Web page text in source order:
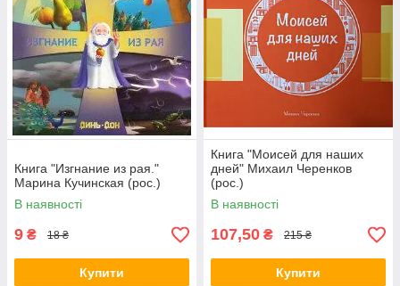
Книга "Изгнание из рая."
Марина Кучинская (рос.)
В наявності
9 ₴ 18 ₴
Купити
Книга "Моисей для наших
дней" Михаил Черенков
(рос.)
В наявності
107,50 ₴ 215 ₴
Купити